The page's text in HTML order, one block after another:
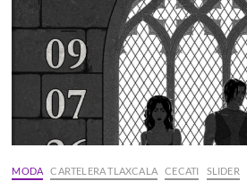
MODA CARTELERA TLAXCALA CECATI SLIDER